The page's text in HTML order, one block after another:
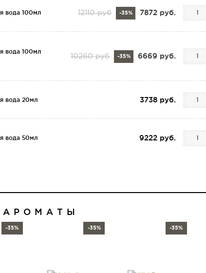
вода 100мл 12110 руб -35% 7872 руб.
вода 100мл
10260 руб -35% 6669 руб.
вода 20мл 3738 руб.
вода 50мл 9222 руб.
-35% -35% -35%